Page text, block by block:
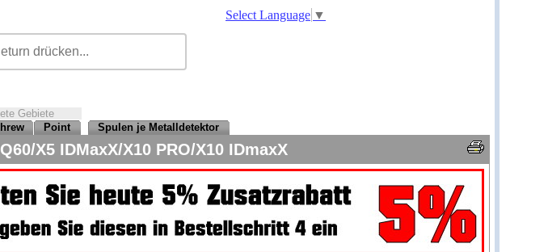
Select Language ▼
Gebiete
Point Spulen je Metalldetektor
X5 IDMaxX/X10 PRO/X10 IDmaxX